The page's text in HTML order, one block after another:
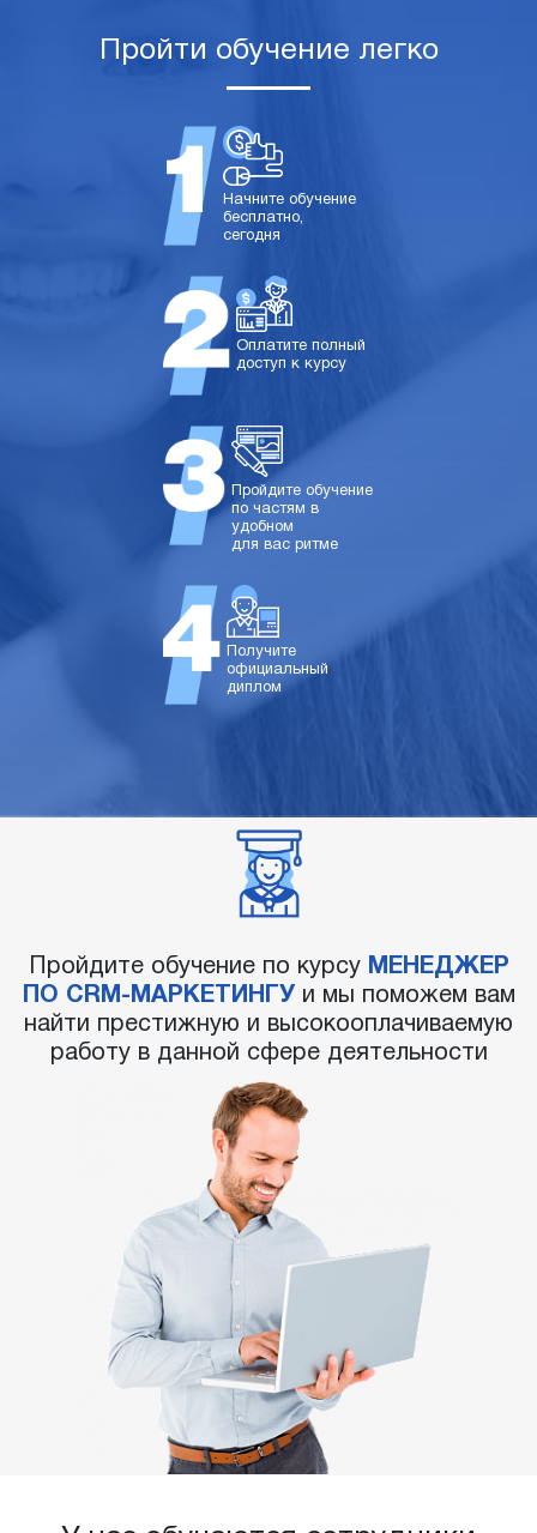
Пройти обучение легко
Начните обучение
бесплатно,
сегодня
Оплатите полный
доступ к курсу
Пройдите обучение
по частям в
удобном
для вас ритме
Получите
официальный
диплом
Пройдите обучение по курсу МЕНЕДЖЕР
ПО CRM-МАРКЕТИНГУ и мы поможем вам
найти престижную и высокооплачиваемую
работу в данной сфере деятельности